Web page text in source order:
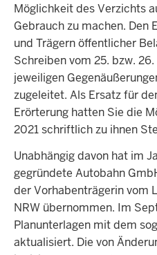
Möglichkeit des Verzichts
Gebrauch zu machen. Den
und Trägern öffentlicher
Schreiben vom 25. bzw.
jeweiligen
zugeleitet. Als Ersatz für
Erörterung hatten Sie die
2021 schriftlich zu ihnen
Unabhängig davon hat im
gegründete Autobahn
der Vorhabenträgerin vom
NRW übernommen. Im
Planunterlagen mit dem
aktualisiert. Die von